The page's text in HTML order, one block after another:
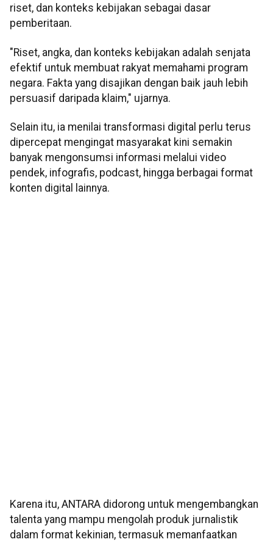
riset, dan konteks kebijakan sebagai dasar
pemberitaan.
"Riset, angka, dan konteks kebijakan adalah senjata
efektif untuk membuat rakyat memahami program
negara. Fakta yang disajikan dengan baik jauh lebih
persuasif daripada klaim," ujarnya.
Selain itu, ia menilai transformasi digital perlu terus
dipercepat mengingat masyarakat kini semakin
banyak mengonsumsi informasi melalui video
pendek, infografis, podcast, hingga berbagai format
konten digital lainnya.
Karena itu, ANTARA didorong untuk mengembangkan
talenta yang mampu mengolah produk jurnalistik
dalam format kekinian, termasuk memanfaatkan